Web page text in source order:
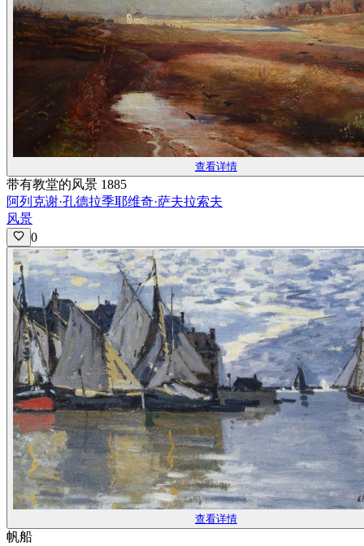
查看详情
带有教堂的风景 1885
阿列克谢·孔德拉季耶维奇·萨夫拉索夫
风景
0
查看详情
帆船